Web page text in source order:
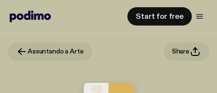
Start for free
Assuntando a Arte Share